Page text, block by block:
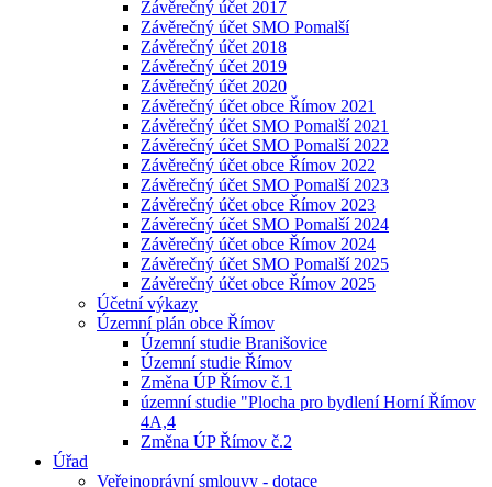
Závěrečný účet 2017
Závěrečný účet SMO Pomalší
Závěrečný účet 2018
Závěrečný účet 2019
Závěrečný účet 2020
Závěrečný účet obce Římov 2021
Závěrečný účet SMO Pomalší 2021
Závěrečný účet SMO Pomalší 2022
Závěrečný účet obce Římov 2022
Závěrečný účet SMO Pomalší 2023
Závěrečný účet obce Římov 2023
Závěrečný účet SMO Pomalší 2024
Závěrečný účet obce Římov 2024
Závěrečný účet SMO Pomalší 2025
Závěrečný účet obce Římov 2025
Účetní výkazy
Územní plán obce Římov
Územní studie Branišovice
Územní studie Římov
Změna ÚP Římov č.1
územní studie "Plocha pro bydlení Horní Římov
4A,4
Změna ÚP Římov č.2
Úřad
Veřejnoprávní smlouvy - dotace